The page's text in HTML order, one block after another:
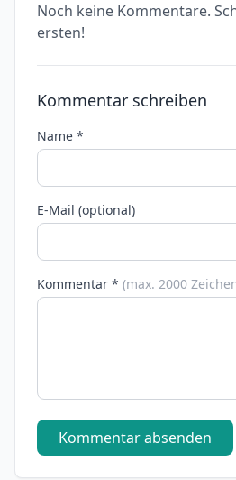
Noch keine Kommentare.
ersten!
Kommentar schreiben
Name *
E-Mail (optional)
Kommentar * (max. 2000
Kommentar absenden